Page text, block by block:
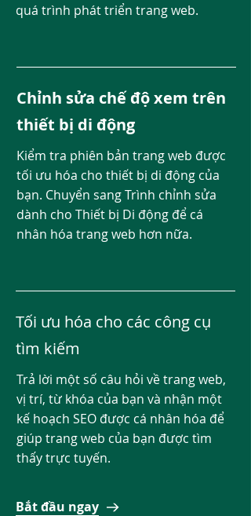
quá trình phát triển trang web.
Chỉnh sửa chế độ xem trên
thiết bị di động
Kiểm tra phiên bản trang web được
tối ưu hóa cho thiết bị di động của
bạn. Chuyển sang Trình chỉnh sửa
dành cho Thiết bị Di động để cá
nhân hóa trang web hơn nữa.
Tối ưu hóa cho các công cụ
tìm kiếm
Trả lời một số câu hỏi về trang web,
vị trí, từ khóa của bạn và nhận một
kế hoạch SEO được cá nhân hóa để
giúp trang web của bạn được tìm
thấy trực tuyến.
Bắt đầu ngay